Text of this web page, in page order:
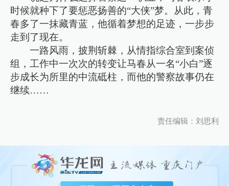
时候就种下了要惩恶扬善的“大侠”梦。从此，青
春多了一抹藏青蓝，他循着梦想的足迹，一步步
走到了现在。
一路风雨，披荆斩棘，从情指综合室到案侦
组，工作中一次次的转变让马春从一名“小白”逐
步成长为所里的中流砥柱，而他的警察故事仍在
继续……
责任编辑：刘思利